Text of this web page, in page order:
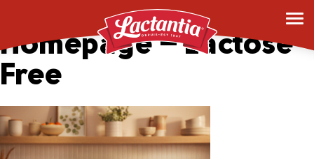
Feb Mobile
Homepage – Lactose
Free